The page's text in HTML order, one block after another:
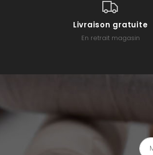
Livraison gratuite
En retrait magasin